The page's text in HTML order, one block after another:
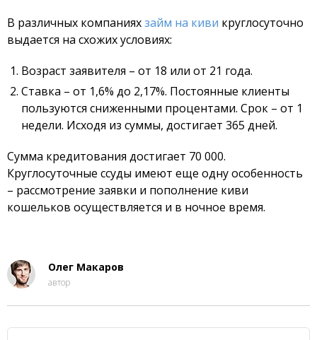
В различных компанияхзайм на киви круглосуточно
выдается на схожих условиях:
Возраст заявителя – от 18 или от 21 года.
Ставка – от 1,6% до 2,17%. Постоянные клиенты
пользуются сниженными процентами. Срок – от 1
недели. Исходя из суммы, достигает 365 дней.
Сумма кредитования достигает 70 000.
Круглосуточные ссуды имеют еще одну особенность
– рассмотрение заявки и пополнение киви
кошельков осуществляется и в ночное время.
Олег Макаров
автор